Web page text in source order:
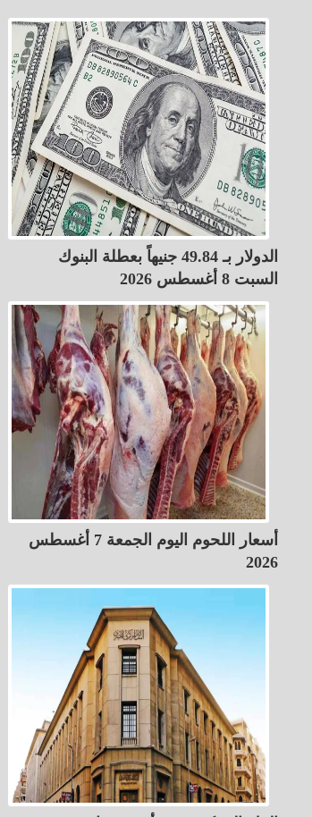
الدولار بـ 49.84 جنيهاً بعطلة البنوك
السبت 8 أغسطس 2026
أسعار اللحوم اليوم الجمعة 7 أغسطس
2026